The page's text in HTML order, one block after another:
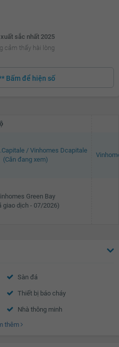
xuất sắc nhất 2025
cảm thấy hài lòng
Bấm để hiện số
/ Vinhomes Dcapitale
(Căn đang xem)
Green Bay
giao dịch - 07/2026)
Sàn đá
Thiết bị báo cháy
Nhà thông minh
Truyền hình Cáp
thêm